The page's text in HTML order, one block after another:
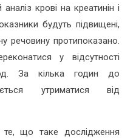
крові на креатинін і
будуть підвищені,
речовину протипоказано.
у відсутності
За кілька годин до
утриматися від
що таке дослідження